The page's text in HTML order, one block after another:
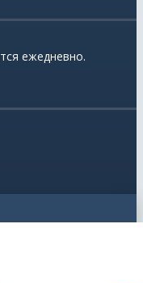
ежедневно.